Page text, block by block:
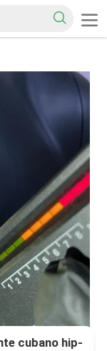
cubano hip-